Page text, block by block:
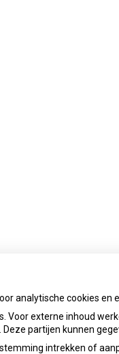
analytische cookies en
externe inhoud
partijen kunnen
intrekken of